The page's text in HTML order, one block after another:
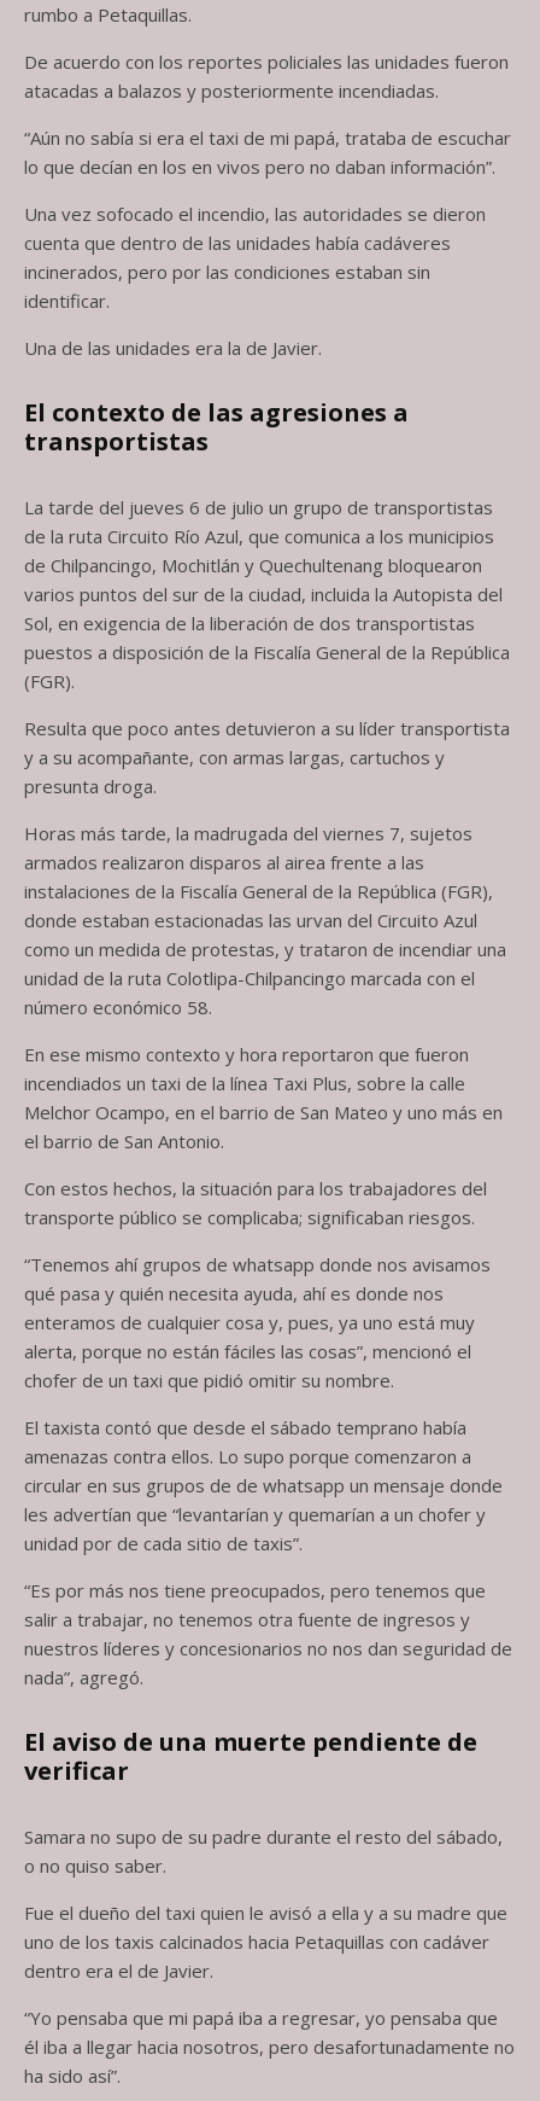
rumbo a Petaquillas.
De acuerdo con los reportes policiales las unidades fueron
atacadas a balazos y posteriormente incendiadas.
“Aún no sabía si era el taxi de mi papá, trataba de escuchar
lo que decían en los en vivos pero no daban información”.
Una vez sofocado el incendio, las autoridades se dieron
cuenta que dentro de las unidades había cadáveres
incinerados, pero por las condiciones estaban sin
identificar.
Una de las unidades era la de Javier.
El contexto de las agresiones a
transportistas
La tarde del jueves 6 de julio un grupo de transportistas
de la ruta Circuito Río Azul, que comunica a los municipios
de Chilpancingo, Mochitlán y Quechultenang bloquearon
varios puntos del sur de la ciudad, incluida la Autopista del
Sol, en exigencia de la liberación de dos transportistas
puestos a disposición de la Fiscalía General de la República
(FGR).
Resulta que poco antes detuvieron a su líder transportista
y a su acompañante, con armas largas, cartuchos y
presunta droga.
Horas más tarde, la madrugada del viernes 7, sujetos
armados realizaron disparos al airea frente a las
instalaciones de la Fiscalía General de la República (FGR),
donde estaban estacionadas las urvan del Circuito Azul
como un medida de protestas, y trataron de incendiar una
unidad de la ruta Colotlipa-Chilpancingo marcada con el
número económico 58.
En ese mismo contexto y hora reportaron que fueron
incendiados un taxi de la línea Taxi Plus, sobre la calle
Melchor Ocampo, en el barrio de San Mateo y uno más en
el barrio de San Antonio.
Con estos hechos, la situación para los trabajadores del
transporte público se complicaba; significaban riesgos.
“Tenemos ahí grupos de whatsapp donde nos avisamos
qué pasa y quién necesita ayuda, ahí es donde nos
enteramos de cualquier cosa y, pues, ya uno está muy
alerta, porque no están fáciles las cosas”, mencionó el
chofer de un taxi que pidió omitir su nombre.
El taxista contó que desde el sábado temprano había
amenazas contra ellos. Lo supo porque comenzaron a
circular en sus grupos de de whatsapp un mensaje donde
les advertían que “levantarían y quemarían a un chofer y
unidad por de cada sitio de taxis”.
“Es por más nos tiene preocupados, pero tenemos que
salir a trabajar, no tenemos otra fuente de ingresos y
nuestros líderes y concesionarios no nos dan seguridad de
nada”, agregó.
El aviso de una muerte pendiente de
verificar
Samara no supo de su padre durante el resto del sábado,
o no quiso saber.
Fue el dueño del taxi quien le avisó a ella y a su madre que
uno de los taxis calcinados hacia Petaquillas con cadáver
dentro era el de Javier.
“Yo pensaba que mi papá iba a regresar, yo pensaba que
él iba a llegar hacia nosotros, pero desafortunadamente no
ha sido así”.